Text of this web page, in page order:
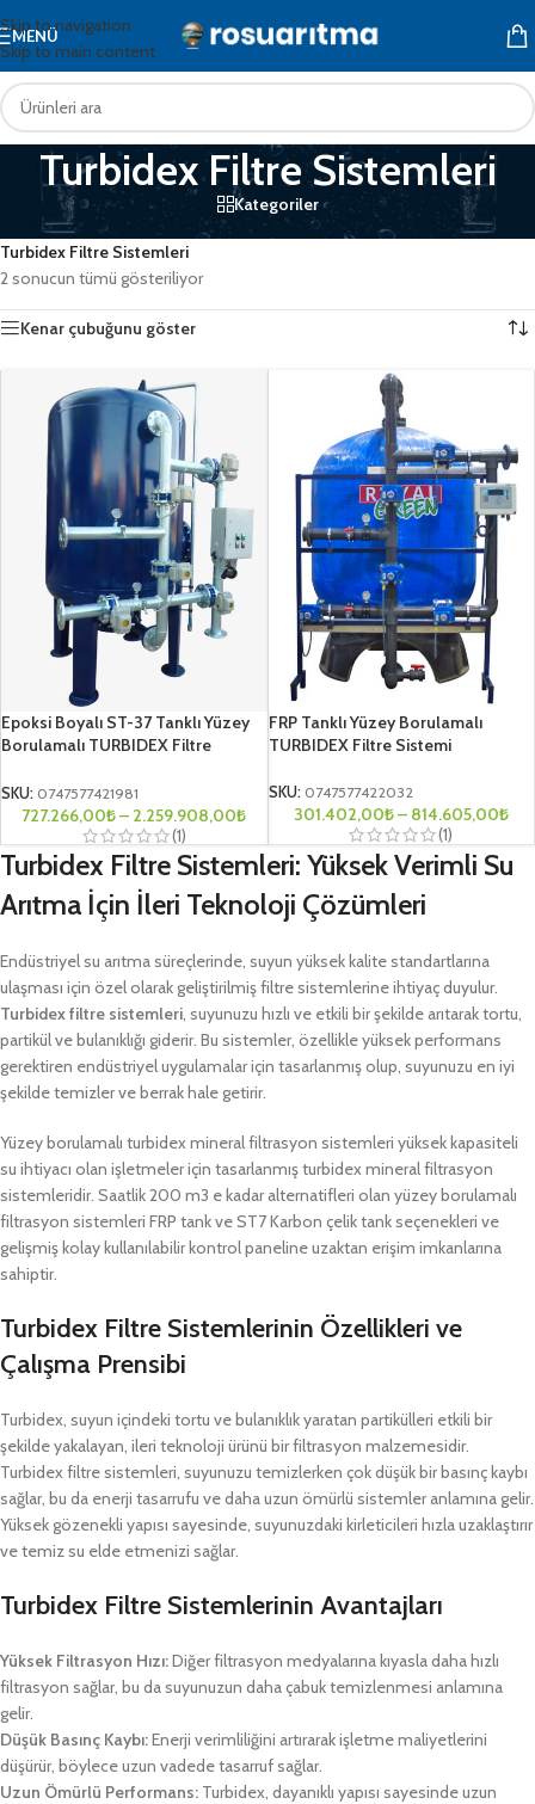
Skip to navigation
Skip to main content
MENÜ
Turbidex Filtre Sistemleri
Kategoriler
Ana Sayfa/ Endüstriyel Su Arıtma Yüzey Borulamalı Filtrasyon Sistemler
Turbidex Filtre Sistemleri
2 sonucun tümü gösteriliyor
Kenar çubuğunu göster
Epoksi Boyalı ST-37 Tanklı Yüzey
Borulamalı TURBIDEX Filtre
SKU: 0747577421981
727.266,00₺– 2.259.908,00₺
(1)
FRP Tanklı Yüzey Borulamalı
TURBIDEX Filtre Sistemi
SKU: 0747577422032
301.402,00₺– 814.605,00₺
(1)
Turbidex Filtre Sistemleri: Yüksek Verimli Su
Arıtma İçin İleri Teknoloji Çözümleri
Endüstriyel su arıtma süreçlerinde, suyun yüksek kalite standartlarına
ulaşması için özel olarak geliştirilmiş filtre sistemlerine ihtiyaç duyulur.
Turbidex filtre sistemleri, suyunuzu hızlı ve etkili bir şekilde arıtarak tortu,
partikül ve bulanıklığı giderir. Bu sistemler, özellikle yüksek performans
gerektiren endüstriyel uygulamalar için tasarlanmış olup, suyunuzu en iyi
şekilde temizler ve berrak hale getirir.
Yüzey borulamalı turbidex mineral filtrasyon sistemleri yüksek kapasiteli
su ihtiyacı olan işletmeler için tasarlanmış turbidex mineral filtrasyon
sistemleridir. Saatlik 200 m3 e kadar alternatifleri olan yüzey borulamalı
filtrasyon sistemleri FRP tank ve ST7 Karbon çelik tank seçenekleri ve
gelişmiş kolay kullanılabilir kontrol paneline uzaktan erişim imkanlarına
sahiptir.
Turbidex Filtre Sistemlerinin Özellikleri ve
Çalışma Prensibi
Turbidex, suyun içindeki tortu ve bulanıklık yaratan partikülleri etkili bir
şekilde yakalayan, ileri teknoloji ürünü bir filtrasyon malzemesidir.
Turbidex filtre sistemleri, suyunuzu temizlerken çok düşük bir basınç kaybı
sağlar, bu da enerji tasarrufu ve daha uzun ömürlü sistemler anlamına gelir.
Yüksek gözenekli yapısı sayesinde, suyunuzdaki kirleticileri hızla uzaklaştırır
ve temiz su elde etmenizi sağlar.
Turbidex Filtre Sistemlerinin Avantajları
Yüksek Filtrasyon Hızı:Diğer filtrasyon medyalarına kıyasla daha hızlı
filtrasyon sağlar, bu da suyunuzun daha çabuk temizlenmesi anlamına
gelir.
Düşük Basınç Kaybı:Enerji verimliliğini artırarak işletme maliyetlerini
düşürür, böylece uzun vadede tasarruf sağlar.
Uzun Ömürlü Performans: Turbidex, dayanıklı yapısı sayesinde uzun